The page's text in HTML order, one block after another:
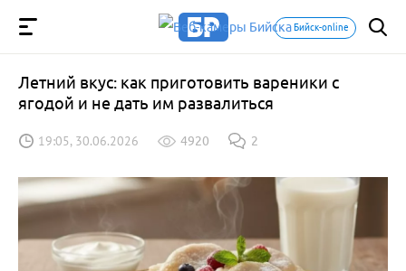
Бийск-online
Летний вкус: как приготовить вареники с
ягодой и не дать им развалиться
19:05, 30.06.2026 4920 2